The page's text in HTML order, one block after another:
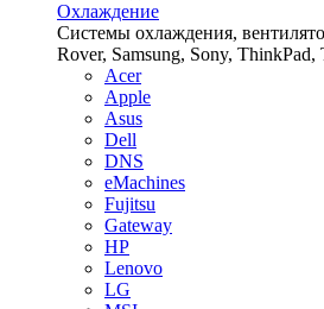
Охлаждение
Системы охлаждения,
Rover, Samsung, Sony, ThinkPad,
Acer
Apple
Asus
Dell
DNS
eMachines
Fujitsu
Gateway
HP
Lenovo
LG